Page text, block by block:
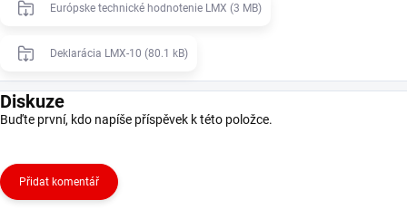
Európske technické hodnotenie LMX (3 MB)
Deklarácia LMX-10 (80.1 kB)
Diskuze
Buďte první, kdo napíše příspěvek k této položce.
Přidat komentář